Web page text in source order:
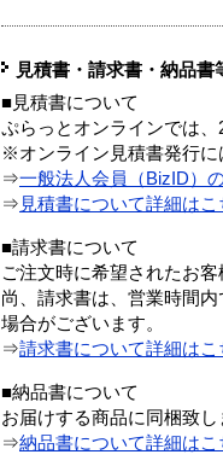
見積書・請求書・納品書
■見積書について
ぷらっとオンラインでは
※オンライン見積書発行に
⇒一般法人会員（BizID）
⇒ 見積書について詳細はこ
■請求書について
ご注文時に希望されたお
尚、請求書は、営業時間
場合がございます。
⇒請求書について詳細はこ
■納品書について
お届けする商品に同梱致し
⇒納品書について詳細はこ